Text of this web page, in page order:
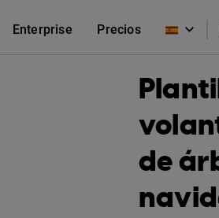
Enterprise Precios
de